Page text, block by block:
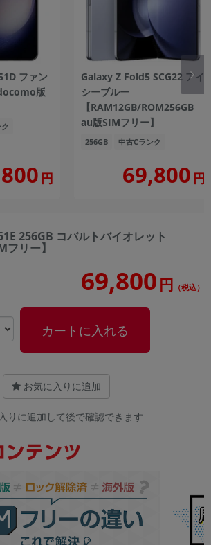
ファン
版
円
Galaxy Z Fold5 SCG22 アイ
シーブルー
【RAM12GB/ROM256GB
au版SIMフリー】
256GB 中古Cランク
69,800 円
256GB コバルトバイオレット
フリー】
69,800 円 （税込）
カートに入れる
お気に入りに追加
りに追加して後で確認できます